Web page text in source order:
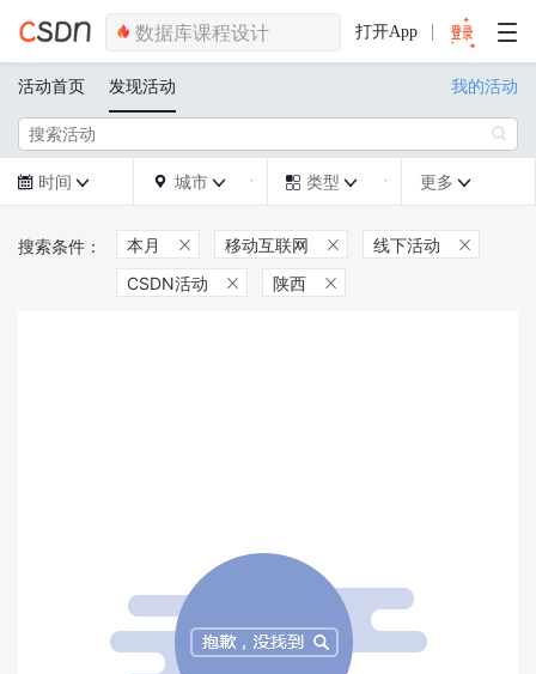
打开App
活动首页 发现活动 我的活动

 时间   城市   类型  更多 
本月  移动互联网  线下活动 
CSDN活动  陕西 